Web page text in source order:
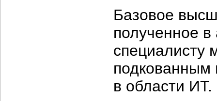
Базовое
полученное в
специалисту
подкованным
в области ИТ.